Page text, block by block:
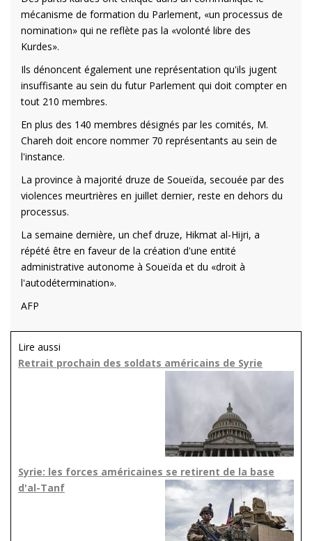
mécanisme de formation du Parlement, «un processus de
nomination» qui ne reflète pas la «volonté libre des
Kurdes».
Ils dénoncent également une représentation qu'ils jugent
insuffisante au sein du futur Parlement qui doit compter en
tout 210 membres.
En plus des 140 membres désignés par les comités, M.
Chareh doit encore nommer 70 représentants au sein de
l'instance.
La province à majorité druze de Soueïda, secouée par des
violences meurtrières en juillet dernier, reste en dehors du
processus.
La semaine dernière, un chef druze, Hikmat al-Hijri, a
répété être en faveur de la création d'une entité
administrative autonome à Soueïda et du «droit à
l'autodétermination».
AFP
Lire aussi
Retrait prochain des soldats américains de Syrie
Syrie: les forces américaines se retirent de la base
d'al-Tanf